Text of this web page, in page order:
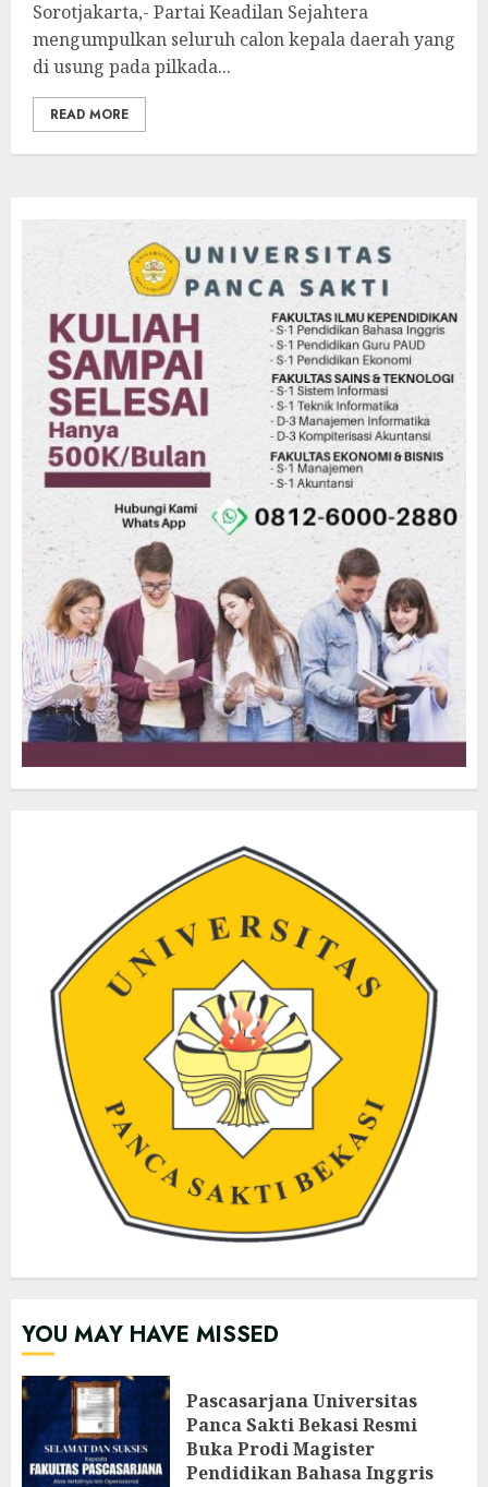
Sorotjakarta,- Partai Keadilan Sejahtera
mengumpulkan seluruh calon kepala daerah yang
di usung pada pilkada...
READ MORE
YOU MAY HAVE MISSED
Pascasarjana Universitas
Panca Sakti Bekasi Resmi
Buka Prodi Magister
Pendidikan Bahasa Inggris